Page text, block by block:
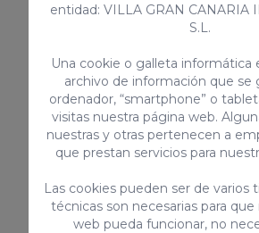
Tipo:Piscina exterior compartida
Abierta todo el año
Entorno:Complejo residencial
Servicios incluidos en
persona hasta las 20:00.
Limpieza semanal (para
entidad: VILLA GRAN CANARIA
S.L.
Una cookie o galleta informática
archivo de información que se
ordenador, “smartphone” o
visitas nuestra página web.
nuestras y otras pertenecen a
que prestan servicios para
Las cookies pueden ser de varios
técnicas son necesarias para
web pueda funcionar, no